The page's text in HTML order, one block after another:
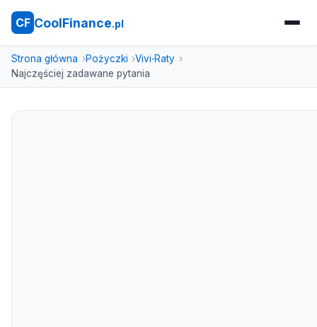
CF CoolFinance.pl
Strona główna Pożyczki
Vivi‑Raty
Najczęściej zadawane pytania